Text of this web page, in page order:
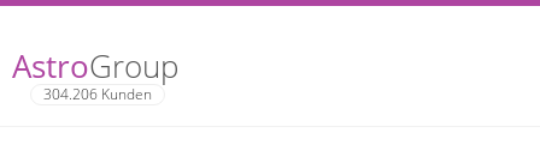
AstroGroup
304.206 Kunden